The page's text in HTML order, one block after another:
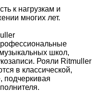
к нагрузкам и
многих лет.
школ,
Рояли Ritmuller
в классической,
подчеркивая